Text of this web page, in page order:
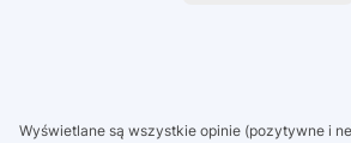
Wyświetlane są wszystkie opinie (pozytywne i